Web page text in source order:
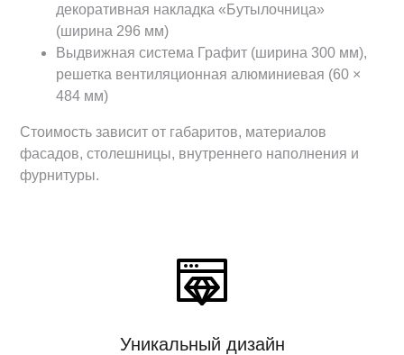
декоративная накладка «Бутылочница»
(ширина 296 мм)
Выдвижная система Графит (ширина 300 мм),
решетка вентиляционная алюминиевая (60 ×
484 мм)
Стоимость зависит от габаритов, материалов
фасадов, столешницы, внутреннего наполнения и
фурнитуры.
Уникальный дизайн